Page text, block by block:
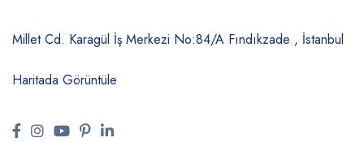
Millet Cd. Karagül İş Merkezi No:84/A Fındıkzade , İstanbul
Haritada Görüntüle